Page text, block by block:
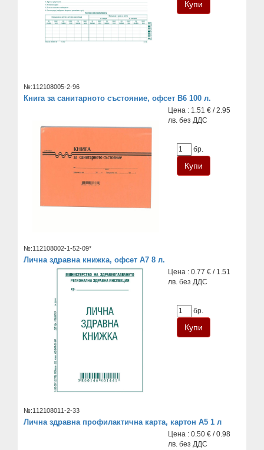
№:112108005-2-96
Книга за санитарното състояние, офсет В6 100 л.
Цена : 1.51 € / 2.95
лв. без ДДС
бр.
№:112108002-1-52-09*
Лична здравна книжка, офсет А7 8 л.
Цена : 0.77 € / 1.51
лв. без ДДС
бр.
№:112108011-2-33
Лична здравна профилактична карта, картон А5 1 л
Цена : 0.50 € / 0.98
лв. без ДДС